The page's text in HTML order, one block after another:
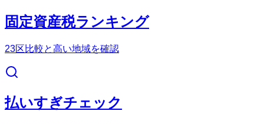
固定資産税ランキング
23区比較と高い地域を確認
払いすぎチェック